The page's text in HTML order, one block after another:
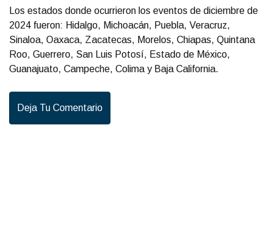
Los estados donde ocurrieron los eventos de diciembre de
2024 fueron: Hidalgo, Michoacán, Puebla, Veracruz,
Sinaloa, Oaxaca, Zacatecas, Morelos, Chiapas, Quintana
Roo, Guerrero, San Luis Potosí, Estado de México,
Guanajuato, Campeche, Colima y Baja California.
Deja Tu Comentario